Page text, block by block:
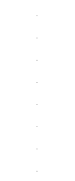
.
.
.
.
.
.
.
.